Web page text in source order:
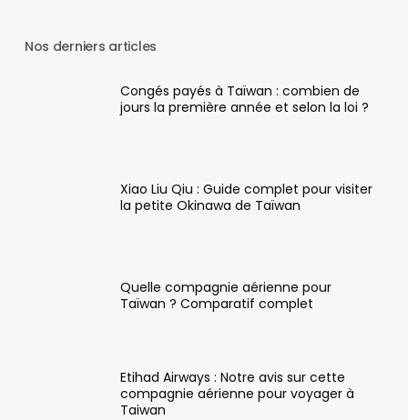
Nos derniers articles
Congés payés à Taïwan : combien de
jours la première année et selon la loi ?
Xiao Liu Qiu : Guide complet pour visiter
la petite Okinawa de Taïwan
Quelle compagnie aérienne pour
Taïwan ? Comparatif complet
Etihad Airways : Notre avis sur cette
compagnie aérienne pour voyager à
Taiwan